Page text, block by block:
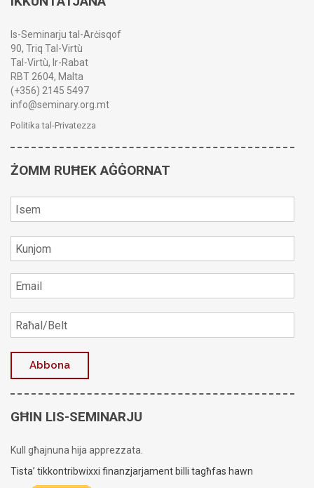
Is-Seminarju tal-Arċisqof
90, Triq Tal-Virtù
Tal-Virtù, Ir-Rabat
RBT 2604, Malta
(+356) 2145 5497
info@seminary.org.mt
Politika tal-Privatezza
ŻOMM RUĦEK AĠĠORNAT
GĦIN LIS-SEMINARJU
Kull għajnuna hija apprezzata.
Tista’ tikkontribwixxi finanzjarjament billi tagħfas hawn